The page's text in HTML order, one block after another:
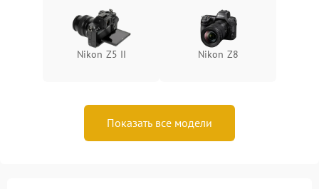
Nikon Z5 II Nikon Z8
Показать все модели